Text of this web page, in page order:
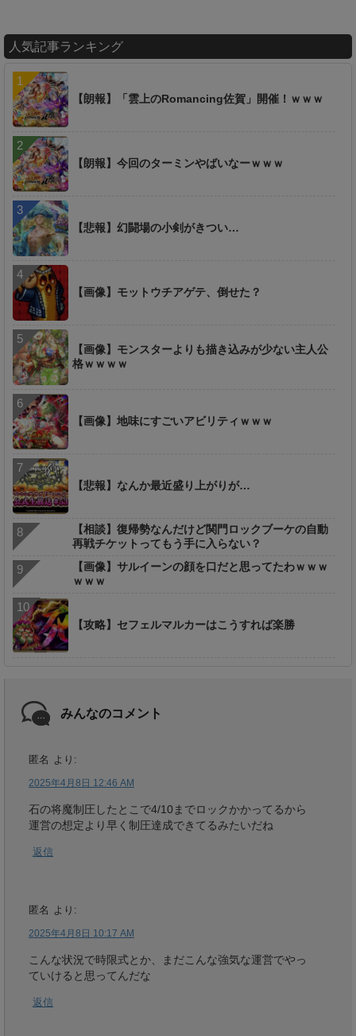
人気記事ランキング
【朗報】「雲上のRomancing佐賀」開催！ｗｗｗ
【朗報】今回のターミンやばいなーｗｗｗ
【悲報】幻闘場の小剣がきつい…
【画像】モットウチアゲテ、倒せた？
【画像】モンスターよりも描き込みが少ない主人公
格ｗｗｗｗ
【画像】地味にすごいアビリティｗｗｗ
【悲報】なんか最近盛り上がりが…
【相談】復帰勢なんだけど関門ロックブーケの自動
再戦チケットってもう手に入らない？
【画像】サルイーンの顔を口だと思ってたわｗｗｗ
ｗｗｗ
【攻略】セフェルマルカーはこうすれば楽勝
みんなのコメント
匿名 より:
2025年4月8日 12:46 AM
石の将魔制圧したとこで4/10までロックかかってるから
運営の想定より早く制圧達成できてるみたいだね
返信
匿名 より:
2025年4月8日 10:17 AM
こんな状況で時限式とか、まだこんな強気な運営でやっ
ていけると思ってんだな
返信